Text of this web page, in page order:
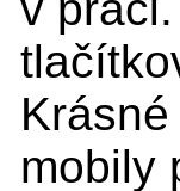
mobily